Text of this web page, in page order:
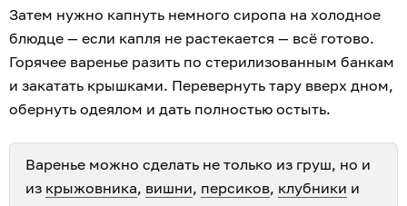
Затем нужно капнуть немного сиропа на холодное
блюдце — если капля не растекается — всё готово.
Горячее варенье разить по стерилизованным банкам
и закатать крышками. Перевернуть тару вверх дном,
обернуть одеялом и дать полностью остыть.
Варенье можно сделать не только из груш, но и
из крыжовника, вишни, персиков, клубники и